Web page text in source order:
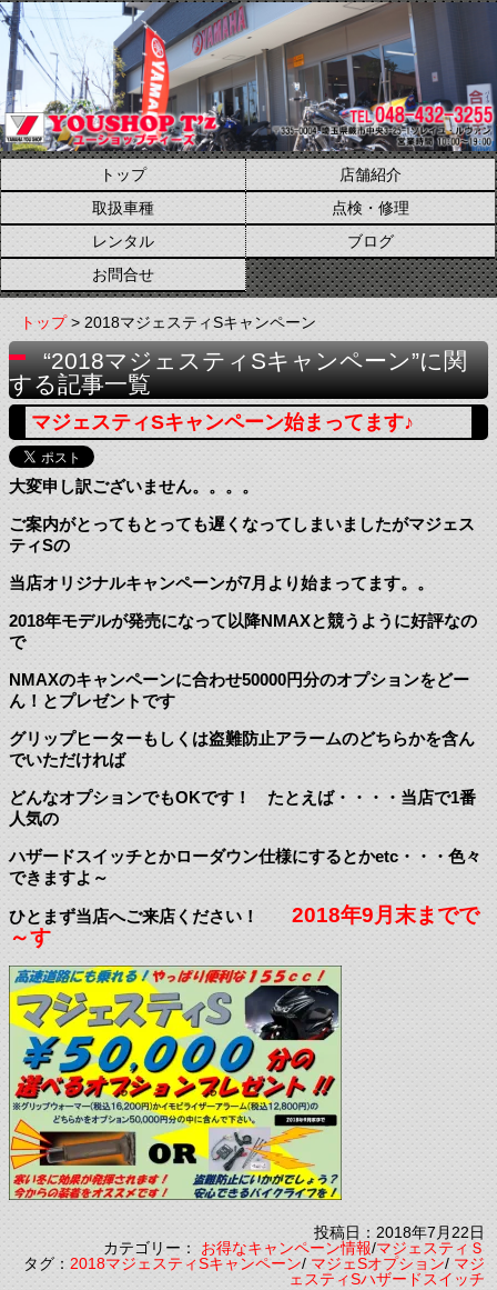
トップ
店舗紹介
取扱車種
点検・修理
レンタル
ブログ
お問合せ
トップ> 2018マジェスティSキャンペーン
“2018マジェスティSキャンペーン”に関
する記事一覧
マジェスティSキャンペーン始まってます♪
大変申し訳ございません。。。。
ご案内がとってもとっても遅くなってしまいましたがマジェス
ティSの
当店オリジナルキャンペーンが7月より始まってます。。
2018年モデルが発売になって以降NMAXと競うように好評なの
で
NMAXのキャンペーンに合わせ50000円分のオプションをどー
ん！とプレゼントです
グリップヒーターもしくは盗難防止アラームのどちらかを含ん
でいただければ
どんなオプションでもOKです！ たとえば・・・・当店で1番
人気の
ハザードスイッチとかローダウン仕様にするとかetc・・・色々
できますよ～
ひとまず当店へご来店ください！2018年9月末までで
～す
投稿日：2018年7月22日
カテゴリー：お得なキャンペーン情報/マジェスティＳ
タグ：2018マジェスティSキャンペーン/マジェSオプション/マジ
ェスティSハザードスイッチ